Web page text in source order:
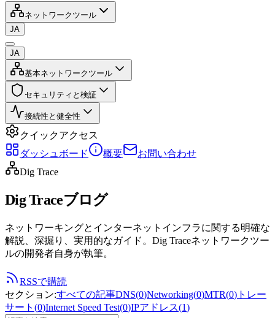
ネットワークツール
JA
JA
基本ネットワークツール
セキュリティと検証
接続性と健全性
クイックアクセス
ダッシュボード
概要
お問い合わせ
Dig Trace
Dig Traceブログ
ネットワーキングとインターネットインフラに関する明確な
解説、深掘り、実用的なガイド。Dig Traceネットワークツー
ルの開発者自身が執筆。
RSSで購読
セクション:すべての記事DNS(0)Networking(0)MTR(0) トレー
サート (0)Internet Speed Test(0)IPアドレス(1)